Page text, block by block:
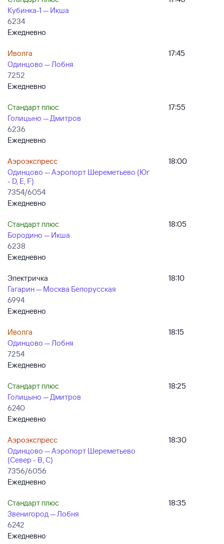
Кубинка-1 — Икша
6234
Ежедневно
Иволга
Одинцово — Лобня
7252
Ежедневно
17:45
Стандарт плюс
Голицыно — Дмитров
6236
Ежедневно
17:55
Аэроэкспресс
Одинцово — Аэропорт Шереметьево (Юг
- D, E, F)
7354/6054
Ежедневно
18:00
Стандарт плюс
Бородино — Икша
6238
Ежедневно
18:05
Электричка
Гагарин — Москва Белорусская
6994
Ежедневно
18:10
Иволга
Одинцово — Лобня
7254
Ежедневно
18:15
Стандарт плюс
Голицыно — Дмитров
6240
Ежедневно
18:25
Аэроэкспресс
Одинцово — Аэропорт Шереметьево
(Север - B, C)
7356/6056
Ежедневно
18:30
Стандарт плюс
Звенигород — Лобня
6242
Ежедневно
18:35